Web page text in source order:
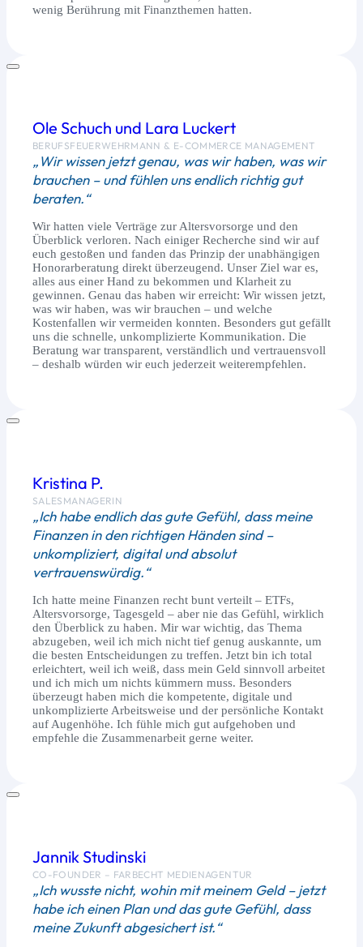
wenig Berührung mit Finanzthemen hatten.
Ole Schuch und Lara Luckert
BERUFSFEUERWEHRMANN & E-COMMERCE MANAGEMENT
„Wir wissen jetzt genau, was wir haben, was wir
brauchen – und fühlen uns endlich richtig gut
beraten.“
Wir hatten viele Verträge zur Altersvorsorge und den
Überblick verloren. Nach einiger Recherche sind wir auf
euch gestoßen und fanden das Prinzip der unabhängigen
Honorarberatung direkt überzeugend. Unser Ziel war es,
alles aus einer Hand zu bekommen und Klarheit zu
gewinnen. Genau das haben wir erreicht: Wir wissen jetzt,
was wir haben, was wir brauchen – und welche
Kostenfallen wir vermeiden konnten. Besonders gut gefällt
uns die schnelle, unkomplizierte Kommunikation. Die
Beratung war transparent, verständlich und vertrauensvoll
– deshalb würden wir euch jederzeit weiterempfehlen.
Kristina P.
SALESMANAGERIN
„Ich habe endlich das gute Gefühl, dass meine
Finanzen in den richtigen Händen sind –
unkompliziert, digital und absolut
vertrauenswürdig.“
Ich hatte meine Finanzen recht bunt verteilt – ETFs,
Altersvorsorge, Tagesgeld – aber nie das Gefühl, wirklich
den Überblick zu haben. Mir war wichtig, das Thema
abzugeben, weil ich mich nicht tief genug auskannte, um
die besten Entscheidungen zu treffen. Jetzt bin ich total
erleichtert, weil ich weiß, dass mein Geld sinnvoll arbeitet
und ich mich um nichts kümmern muss. Besonders
überzeugt haben mich die kompetente, digitale und
unkomplizierte Arbeitsweise und der persönliche Kontakt
auf Augenhöhe. Ich fühle mich gut aufgehoben und
empfehle die Zusammenarbeit gerne weiter.
Jannik Studinski
CO-FOUNDER – FARBECHT MEDIENAGENTUR
„Ich wusste nicht, wohin mit meinem Geld – jetzt
habe ich einen Plan und das gute Gefühl, dass
meine Zukunft abgesichert ist.“